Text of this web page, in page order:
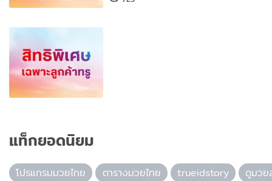
แท็กยอดนิยม
โปรแกรมมวยไทย ตารางมวยไทย trueidstory
ดูมว